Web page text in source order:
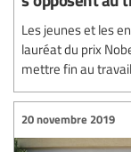
Les jeunes et les
lauréat du prix
mettre fin au
20 novembre 2019